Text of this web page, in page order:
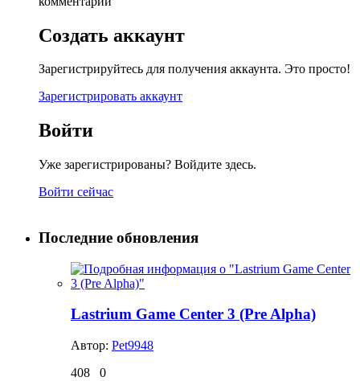
Создать аккаунт
Зарегистрируйтесь для получения аккаунта. Это просто!
Зарегистрировать аккаунт
Войти
Уже зарегистрированы? Войдите здесь.
Войти сейчас
Последние обновления
Lastrium Game Center 3 (Pre Alpha)
Автор: Pet9948
408
0